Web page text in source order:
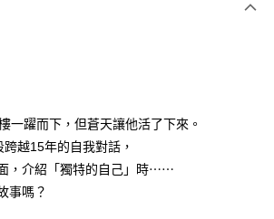
一躍而下，但蒼天讓他活了下來。
越15年的自我對話，
，介紹「獨特的自己」時⋯⋯
事嗎？